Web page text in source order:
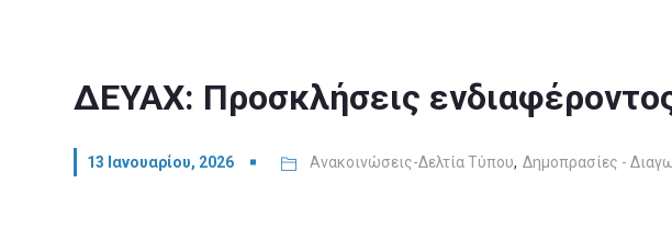
ΔΕΥΑΧ: Προσκλήσεις
13 Ιανουαρίου, 2026 Ανακοινώσεις-Δελτία Τύπου, Δημοπρασίες -